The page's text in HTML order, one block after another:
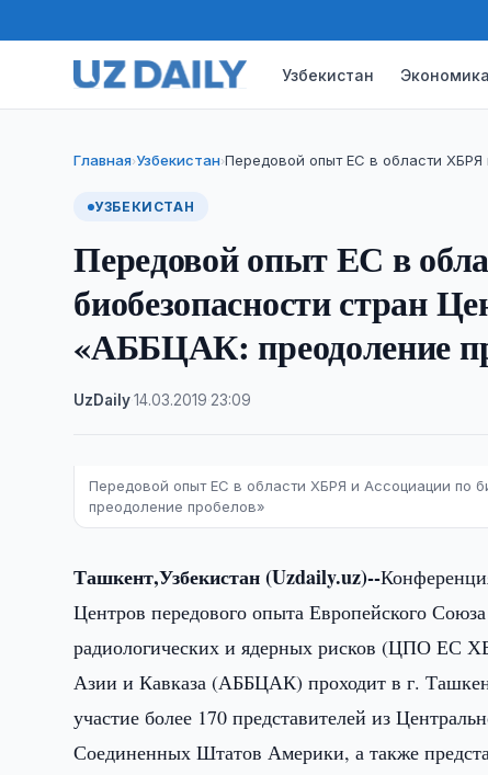
Узбекистан Экономика
Главная›Узбекистан›Передовой опыт ЕС в области
УЗБЕКИСТАН
Передовой опыт ЕС в
биобезопасности стран
«АББЦАК: преодоление
UzDaily·14.03.2019 23:09
Передовой опыт ЕС в области ХБРЯ и Ассоциации по
преодоление пробелов»
Ташкент,Узбекистан (Uzdaily.uz)--
Центров передового опыта Европейского
радиологических и ядерных рисков (ЦПО ЕС
Азии и Кавказа (АББЦАК) проходит в г.
участие более 170 представителей из
Соединенных Штатов Америки, а также